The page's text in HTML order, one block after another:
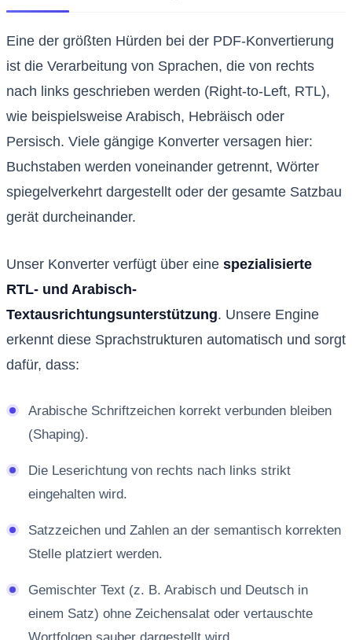
Eine der größten Hürden bei der PDF-Konvertierung
ist die Verarbeitung von Sprachen, die von rechts
nach links geschrieben werden (Right-to-Left, RTL),
wie beispielsweise Arabisch, Hebräisch oder
Persisch. Viele gängige Konverter versagen hier:
Buchstaben werden voneinander getrennt, Wörter
spiegelverkehrt dargestellt oder der gesamte Satzbau
gerät durcheinander.
Unser Konverter verfügt über eine spezialisierte
RTL- und Arabisch-
Textausrichtungsunterstützung. Unsere Engine
erkennt diese Sprachstrukturen automatisch und sorgt
dafür, dass:
Arabische Schriftzeichen korrekt verbunden bleiben
(Shaping).
Die Leserichtung von rechts nach links strikt
eingehalten wird.
Satzzeichen und Zahlen an der semantisch korrekten
Stelle platziert werden.
Gemischter Text (z. B. Arabisch und Deutsch in
einem Satz) ohne Zeichensalat oder vertauschte
Wortfolgen sauber dargestellt wird.